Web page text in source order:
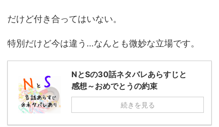
だけど付き合ってはいない。
特別だけど今は違う…なんとも微妙な立場です。
NとSの30話ネタバレあらすじと
感想～おめでとうの約束
続きを見る